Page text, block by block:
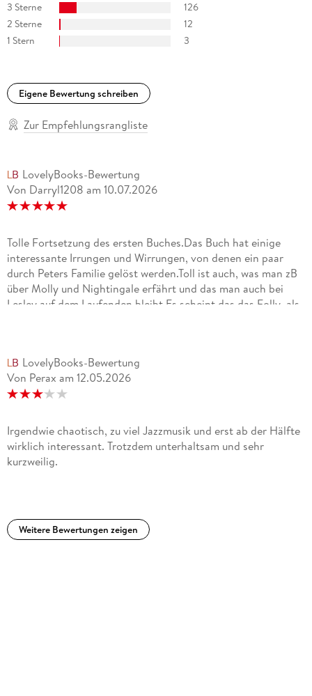
3 Sterne
126
2 Sterne
12
1 Stern
3
Eigene Bewertung schreiben
Zur Empfehlungsrangliste
LovelyBooks-Bewertung
Von Darryl1208 am 10.07.2026
Tolle Fortsetzung des ersten Buches.Das Buch hat einige
interessante Irrungen und Wirrungen, von denen ein paar
durch Peters Familie gelöst werden.Toll ist auch, was man zB
über Molly und Nightingale erfährt und das man auch bei
Lesley auf dem Laufenden bleibt.Es scheint das das Folly, als
Nachfolger hätte kümmern sollen.Insgesamt ein Buch, das
man eben mal am Stück weg liest, mit einem Extrabonus für
Lesley, weil ihr am Ende des Buches ein Licht auf geht.
LovelyBooks-Bewertung
Von Perax am 12.05.2026
Irgendwie chaotisch, zu viel Jazzmusik und erst ab der Hälfte
wirklich interessant. Trotzdem unterhaltsam und sehr
kurzweilig.
Weitere Bewertungen zeigen